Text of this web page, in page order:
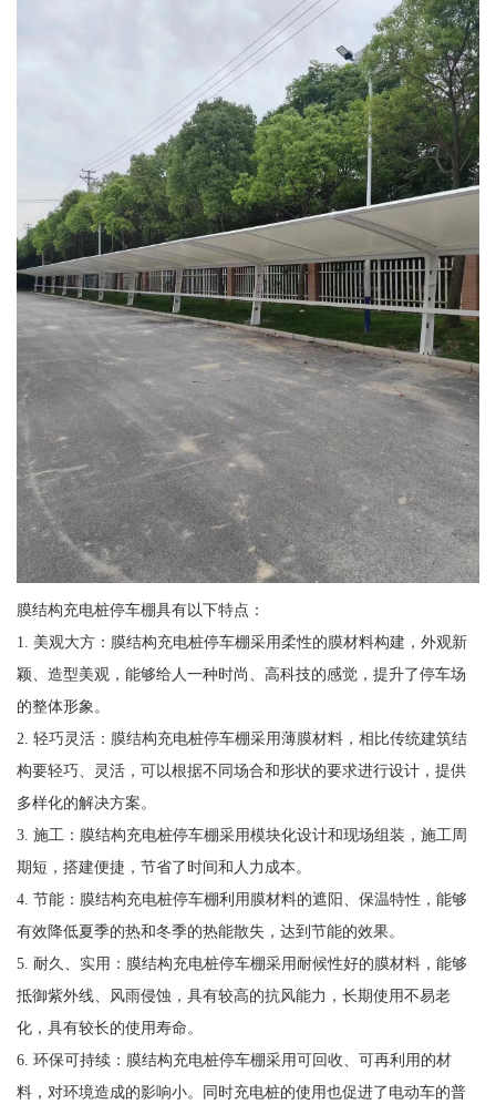
膜结构充电桩停车棚具有以下特点：
1. 美观大方：膜结构充电桩停车棚采用柔性的膜材料构建，外观新
颖、造型美观，能够给人一种时尚、高科技的感觉，提升了停车场
的整体形象。
2. 轻巧灵活：膜结构充电桩停车棚采用薄膜材料，相比传统建筑结
构要轻巧、灵活，可以根据不同场合和形状的要求进行设计，提供
多样化的解决方案。
3. 施工：膜结构充电桩停车棚采用模块化设计和现场组装，施工周
期短，搭建便捷，节省了时间和人力成本。
4. 节能：膜结构充电桩停车棚利用膜材料的遮阳、保温特性，能够
有效降低夏季的热和冬季的热能散失，达到节能的效果。
5. 耐久、实用：膜结构充电桩停车棚采用耐候性好的膜材料，能够
抵御紫外线、风雨侵蚀，具有较高的抗风能力，长期使用不易老
化，具有较长的使用寿命。
6. 环保可持续：膜结构充电桩停车棚采用可回收、可再利用的材
料，对环境造成的影响小。同时充电桩的使用也促进了电动车的普